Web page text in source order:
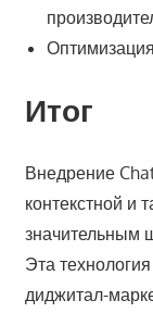
Итог
Внедрение
контекстной и
значительным
Эта
диджитал-